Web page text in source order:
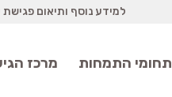
למידע נוסף ותיאום
תחומי התמחות מרכז